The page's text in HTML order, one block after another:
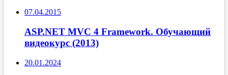
07.04.2015
ASP.NET MVC 4 Framework. Обучающий
видеокурс (2013)
20.01.2024